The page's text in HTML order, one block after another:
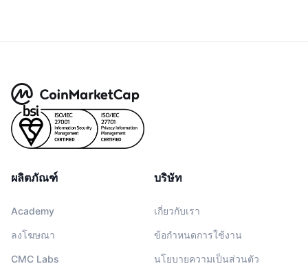
ผลิตภัณฑ์
Academy
ลงโฆษณา
CMC Labs
บริษัท
เกี่ยวกับเรา
ข้อกำหนดการใช้งาน
นโยบายความเป็นส่วนตัว